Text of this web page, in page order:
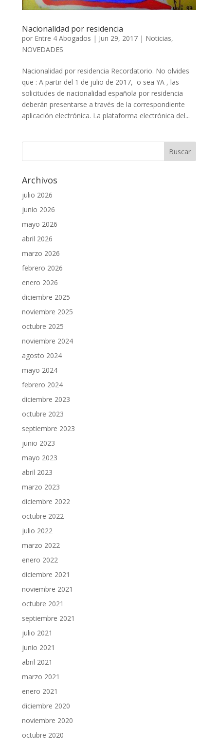
Nacionalidad por residencia
por Entre 4 Abogados | Jun 29, 2017| Noticias,
NOVEDADES
Nacionalidad por residencia Recordatorio. No olvides
que : A partir del 1 de julio de 2017, o sea YA , las
solicitudes de nacionalidad española por residencia
deberán presentarse a través de la correspondiente
aplicación electrónica. La plataforma electrónica del...
Archivos
julio 2026
junio 2026
mayo 2026
abril 2026
marzo 2026
febrero 2026
enero 2026
diciembre 2025
noviembre 2025
octubre 2025
noviembre 2024
agosto 2024
mayo 2024
febrero 2024
diciembre 2023
octubre 2023
septiembre 2023
junio 2023
mayo 2023
abril 2023
marzo 2023
diciembre 2022
octubre 2022
julio 2022
marzo 2022
enero 2022
diciembre 2021
noviembre 2021
octubre 2021
septiembre 2021
julio 2021
junio 2021
abril 2021
marzo 2021
enero 2021
diciembre 2020
noviembre 2020
octubre 2020